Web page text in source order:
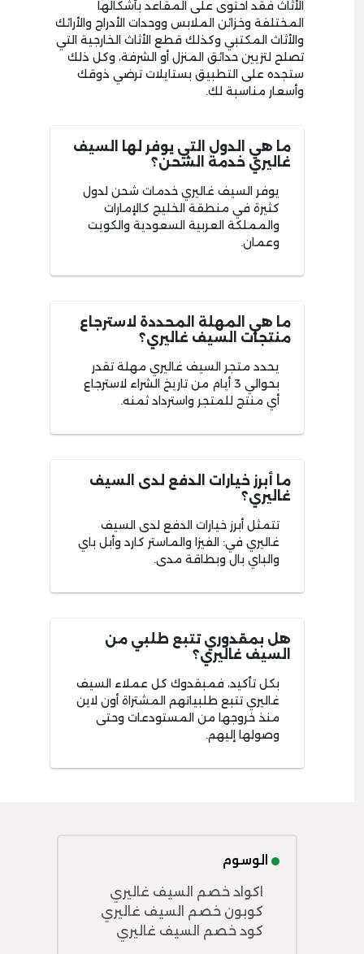
الأثاث فقد احتوى على المقاعد بأشكالها
المختلفة وخزائن الملابس ووحدات الأدراج والأرائك
والأثاث المكتبي وكذلك قطع الأثاث الخارجية التي
تصلح لتزيين حدائق المنزل أو الشرفة، وكل ذلك
ستجده على التطبيق بستايلات ترضي ذوقك
وأسعار مناسبة لك.
ما هي الدول التي يوفر لها السيف
غاليري خدمة الشحن؟
يوفر السيف غاليري خدمات شحن لدول
كثيرة في منطقة الخليج كالإمارات
والمملكة العربية السعودية والكويت
وعمان.
ما هي المهلة المحددة لاسترجاع
منتجات السيف غاليري؟
يحدد متجر السيف غاليري مهلة تقدر
بحوالي 3 أيام من تاريخ الشراء لاسترجاع
أي منتج للمتجر واسترداد ثمنه.
ما أبرز خيارات الدفع لدى السيف
غاليري؟
تتمثل أبرز خيارات الدفع لدى السيف
غاليري في: الفيزا والماستر كارد وأبل باي
والباي بال وبطاقة مدى.
هل بمقدوري تتبع طلبي من
السيف غاليري؟
بكل تأكيد، فمبقدوك كل عملاء السيف
غاليري تتبع طلبياتهم المشتراة أون لاين
منذ خروجها من المستودعات وحتى
وصولها إليهم.
الوسوم
اكواد خصم السيف غاليري
كوبون خصم السيف غاليري
كود خصم السيف غاليري